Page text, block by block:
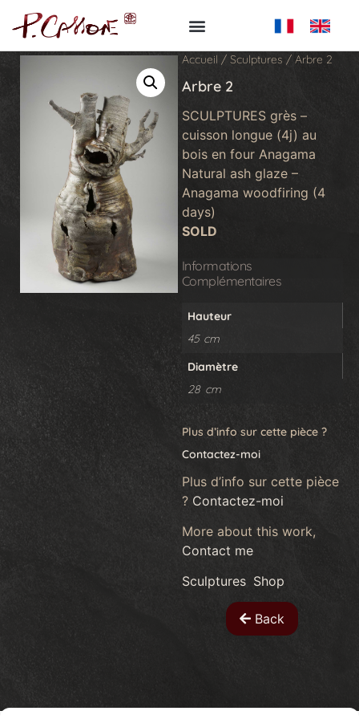
Accueil / Sculptures / Arbre 2
Arbre 2
SCULPTURES grès –
cuisson longue (4j) au
bois en four Anagama
Natural ash glaze –
Anagama woodfiring (4
days)
SOLD
Informations
Complémentaires
Hauteur
45 cm
Diamètre
28 cm
Plus d’info sur cette pièce ?
Contactez-moi
Plus d’info sur cette pièce
? Contactez-moi
More about this work,
Contact me
Sculptures, Shop
Back